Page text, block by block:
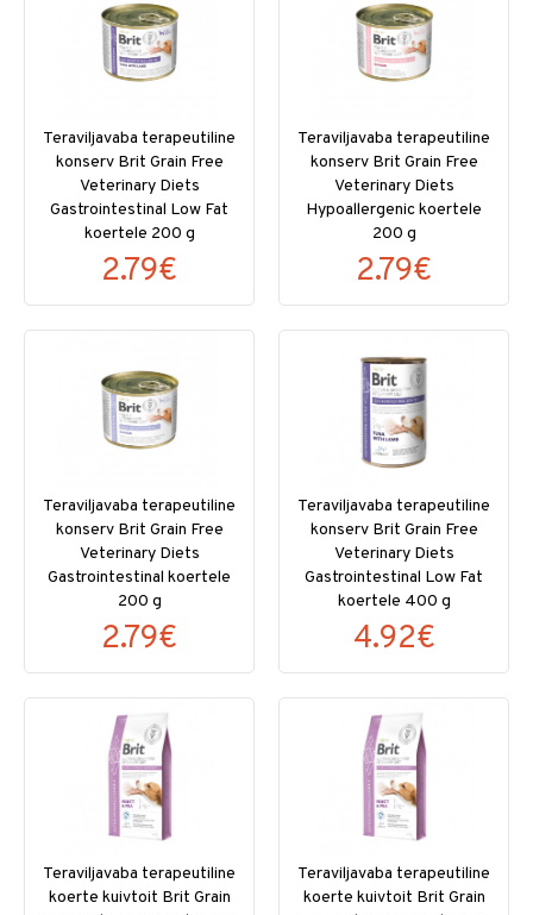
Teraviljavaba terapeutiline
konserv Brit Grain Free
Veterinary Diets
Gastrointestinal Low Fat
koertele 200 g
2.79€
Teraviljavaba terapeutiline
konserv Brit Grain Free
Veterinary Diets
Hypoallergenic koertele
200 g
2.79€
Teraviljavaba terapeutiline
konserv Brit Grain Free
Veterinary Diets
Gastrointestinal koertele
200 g
2.79€
Teraviljavaba terapeutiline
konserv Brit Grain Free
Veterinary Diets
Gastrointestinal Low Fat
koertele 400 g
4.92€
Teraviljavaba terapeutiline
koerte kuivtoit Brit Grain
Teraviljavaba terapeutiline
koerte kuivtoit Brit Grain